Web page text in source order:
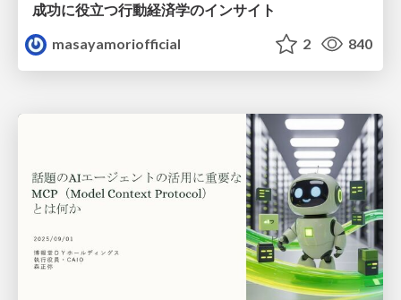
成功に役立つ行動経済学のインサイト
masayamoriofficial
2 840